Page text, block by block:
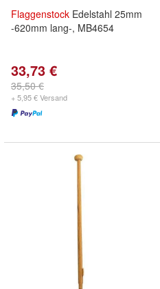
Flaggenstock Edelstahl 25mm
-620mm lang-, MB4654
33,73 €
35,50 €
+ 5,95 € Versand